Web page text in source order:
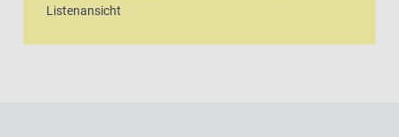
Listenansicht